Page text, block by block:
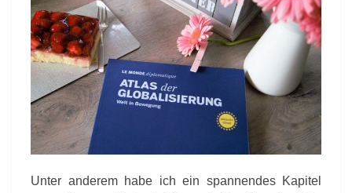
Unter anderem habe ich ein spannendes Kapitel